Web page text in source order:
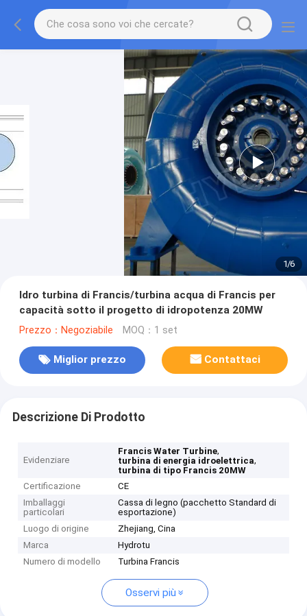
1/6
Idro turbina di Francis/turbina acqua di Francis per
capacità sotto il progetto di idropotenza 20MW
Prezzo：Negoziabile MOQ：1 set
Miglior prezzo Contattaci
Descrizione Di Prodotto
Evidenziare
Francis Water Turbine,
turbina di energia idroelettrica,
turbina di tipo Francis 20MW
Certificazione
CE
Imballaggi
particolari
Cassa di legno (pacchetto Standard di
esportazione)
Luogo di origine
Zhejiang, Cina
Marca
Hydrotu
Numero di modello
Turbina Francis
Osservi più